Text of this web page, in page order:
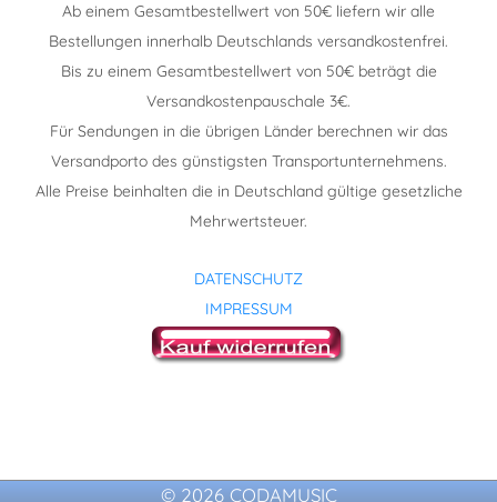
Ab einem Gesamtbestellwert von 50€ liefern wir alle
Bestellungen innerhalb Deutschlands versandkostenfrei.
Bis zu einem Gesamtbestellwert von 50€ beträgt die
Versandkostenpauschale 3€.
Für Sendungen in die übrigen Länder berechnen wir das
Versandporto des günstigsten Transportunternehmens.
Alle Preise beinhalten die in Deutschland gültige gesetzliche
Mehrwertsteuer.
DATENSCHUTZ
IMPRESSUM
© 2026 CODAMUSIC